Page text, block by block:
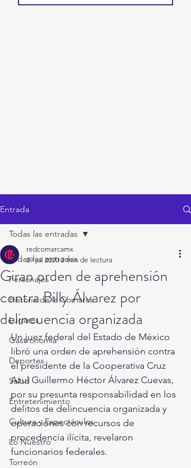
Entrada
Todas las entradas
Personajes
Historia de la Comarca
Lugares
Gastronomía
Deportes
Salud
Entretenimiento
Cultura y Espectáculos
Lo Nuestro
Torreón
Todas las entradas
Giran orden de aprehensión
contra Billy Álvarez por
delincuencia organizada
redcomarcamx
29 jul 2020 2 min de lectura
Un juez federal del Estado de México
libró una orden de aprehensión contra
el presidente de la Cooperativa Cruz
Azul Guillermo Héctor Álvarez Cuevas,
por su presunta responsabilidad en los
delitos de delincuencia organizada y
operaciones con recursos de
procedencia ilícita, revelaron
funcionarios federales.